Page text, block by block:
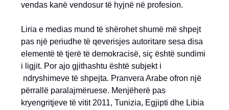
vendas kanë vendosur të hyjnë në profesion.
Liria e medias mund të shërohet shumë më shpejt
pas një periudhe të qeverisjes autoritare sesa disa
elementë të tjerë të demokracisë, siç është sundimi
i ligjit. Por ajo gjithashtu është subjekt i
ndryshimeve të shpejta. Pranvera Arabe ofron një
përrallë paralajmëruese. Menjëherë pas
kryengritjeve të vitit 2011, Tunizia, Egjipti dhe Libia